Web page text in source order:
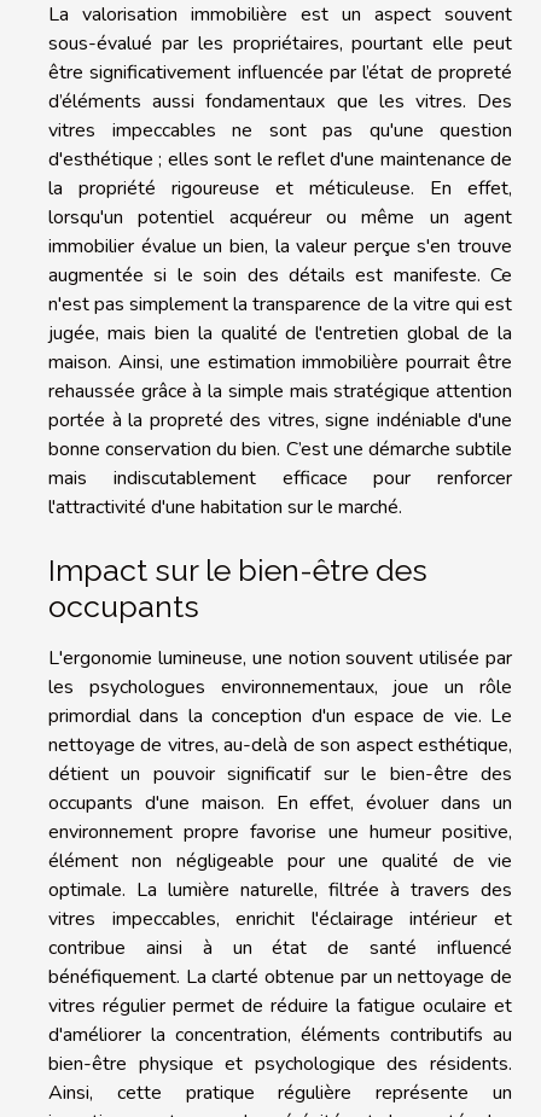
La valorisation immobilière est un aspect souvent
sous-évalué par les propriétaires, pourtant elle peut
être significativement influencée par l’état de propreté
d’éléments aussi fondamentaux que les vitres. Des
vitres impeccables ne sont pas qu'une question
d'esthétique ; elles sont le reflet d'une maintenance de
la propriété rigoureuse et méticuleuse. En effet,
lorsqu'un potentiel acquéreur ou même un agent
immobilier évalue un bien, la valeur perçue s'en trouve
augmentée si le soin des détails est manifeste. Ce
n'est pas simplement la transparence de la vitre qui est
jugée, mais bien la qualité de l'entretien global de la
maison. Ainsi, une estimation immobilière pourrait être
rehaussée grâce à la simple mais stratégique attention
portée à la propreté des vitres, signe indéniable d'une
bonne conservation du bien. C’est une démarche subtile
mais indiscutablement efficace pour renforcer
l'attractivité d'une habitation sur le marché.
Impact sur le bien-être des
occupants
L'ergonomie lumineuse, une notion souvent utilisée par
les psychologues environnementaux, joue un rôle
primordial dans la conception d'un espace de vie. Le
nettoyage de vitres, au-delà de son aspect esthétique,
détient un pouvoir significatif sur le bien-être des
occupants d'une maison. En effet, évoluer dans un
environnement propre favorise une humeur positive,
élément non négligeable pour une qualité de vie
optimale. La lumière naturelle, filtrée à travers des
vitres impeccables, enrichit l'éclairage intérieur et
contribue ainsi à un état de santé influencé
bénéfiquement. La clarté obtenue par un nettoyage de
vitres régulier permet de réduire la fatigue oculaire et
d'améliorer la concentration, éléments contributifs au
bien-être physique et psychologique des résidents.
Ainsi, cette pratique régulière représente un